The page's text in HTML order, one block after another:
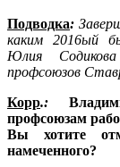
Подводка:
каким 2016ый
Юлия
профсоюзов
Корр.:
профсоюзам
Вы хотите
намеченного?